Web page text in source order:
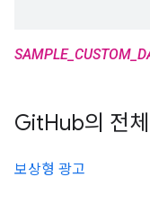
GitHub의 전체
보상형 광고